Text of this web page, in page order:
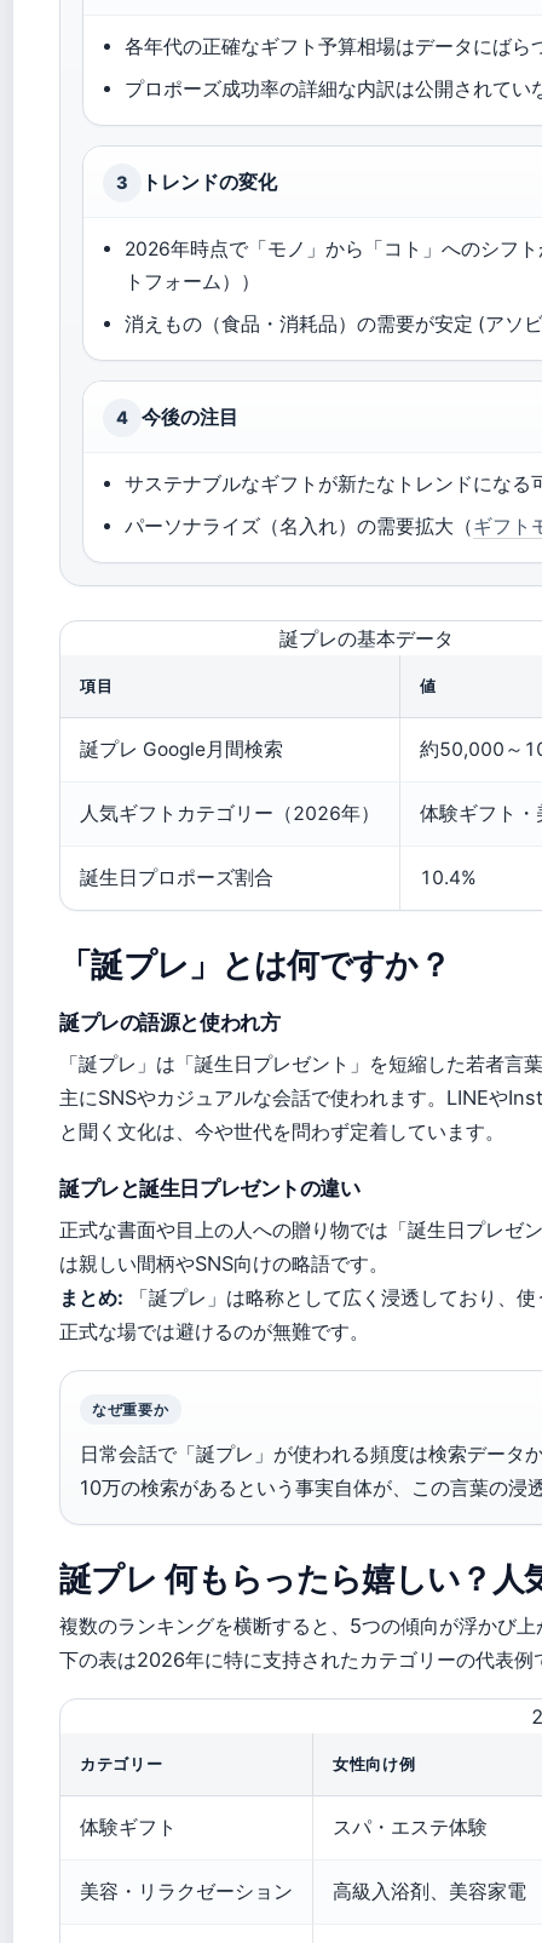
各年代の正確なギフト予算相場はデータにばら
プロポーズ成功率の詳細な内訳は公開されてい
3 トレンドの変化
2026年時点で「モノ」から「コト」へのシフ
トフォーム））
消えもの（食品・消耗品）の需要が安定 (アソ
4 今後の注目
サステナブルなギフトが新たなトレンドになる
パーソナライズ（名入れ）の需要拡大（ギフト
誕プレの基本データ
項目 値
誕プレ Google月間検索 約50,000～
人気ギフトカテゴリー（2026年） 体験ギフト
誕生日プロポーズ割合 10.4%
「誕プレ」とは何ですか？
誕プレの語源と使われ方
「誕プレ」は「誕生日プレゼント」を短縮した若者言
主にSNSやカジュアルな会話で使われます。LINEや
と聞く文化は、今や世代を問わず定着しています。
誕プレと誕生日プレゼントの違い
正式な書面や目上の人への贈り物では「誕生日プレゼ
は親しい間柄やSNS向けの略語です。
まとめ: 「誕プレ」は略称として広く浸透しており、
正式な場では避けるのが無難です。
なぜ重要か
日常会話で「誕プレ」が使われる頻度は検索データ
10万の検索があるという事実自体が、この言葉の浸
誕プレ 何もらったら嬉しい？人
複数のランキングを横断すると、5つの傾向が浮かび上
下の表は2026年に特に支持されたカテゴリーの代表例
カテゴリー 女性向け例
体験ギフト スパ・エステ体験
美容・リラクゼーション 高級入浴剤、美容家電